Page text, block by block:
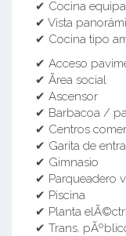
✔ Cocina
✔ Vista
✔ Cocina tipo
✔ Acceso
✔ Ãrea social
✔ Ascensor
✔ Barbacoa /
✔ Centros
✔ Garita de
✔ Gimnasio
✔ Parqueadero
✔ Piscina
✔ Planta
✔ Trans.